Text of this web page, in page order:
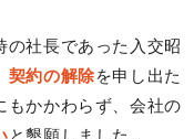
の社長であった入交昭
契約の解除を申し出た
もかかわらず、会社の